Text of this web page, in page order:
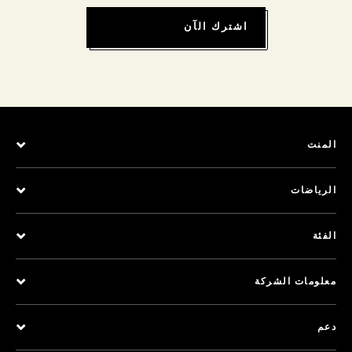
اشترك الآن
المنت
الرياضات
الفئة
معلومات الشركة
دعم